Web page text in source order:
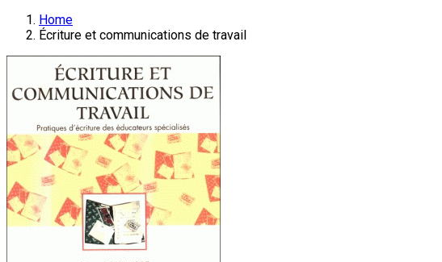
Home
Écriture et communications de travail